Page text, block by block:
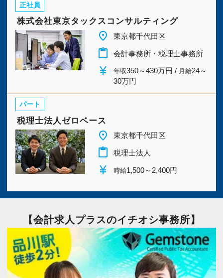
採用ご担当者様
正社員
株式会社東京タックスコンサルティング
place 東京都千代田区
content_paste 会計事務所・税理士事務所
currency_yen 年収350～430万円 / 月給24～
30万円
パート
税理士法人ゼロベース
place 東京都千代田区
content_paste 税理士法人
currency_yen 時給1,500～2,400円
【会計求人プラスのイチオシ事務所】